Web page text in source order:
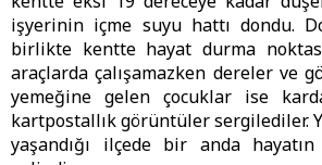
işyerinin içme suyu hattı dondu.
birlikte kentte hayat durma
araçlarda çalışamazken dereler ve
yemeğine gelen çocuklar ise
kartpostallık görüntüler sergilediler.
yaşandığı ilçede bir anda